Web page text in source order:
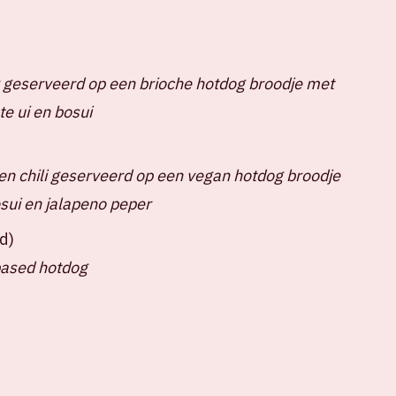
op een brioche hotdog broodje met
ui en bosui
chili geserveerd op een vegan hotdog broodje
en jalapeno peper
hotdog